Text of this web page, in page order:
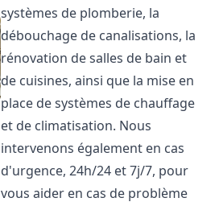
systèmes de plomberie, la
débouchage de canalisations, la
rénovation de salles de bain et
de cuisines, ainsi que la mise en
place de systèmes de chauffage
et de climatisation. Nous
intervenons également en cas
d'urgence, 24h/24 et 7j/7, pour
vous aider en cas de problème